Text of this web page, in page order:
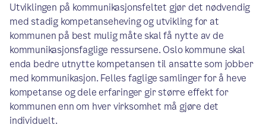
Utviklingen på kommunikasjonsfeltet gjør det nødvendig
med stadig kompetanseheving og utvikling for at
kommunen på best mulig måte skal få nytte av de
kommunikasjonsfaglige ressursene. Oslo kommune skal
enda bedre utnytte kompetansen til ansatte som jobber
med kommunikasjon. Felles faglige samlinger for å heve
kompetanse og dele erfaringer gir større effekt for
kommunen enn om hver virksomhet må gjøre det
individuelt.